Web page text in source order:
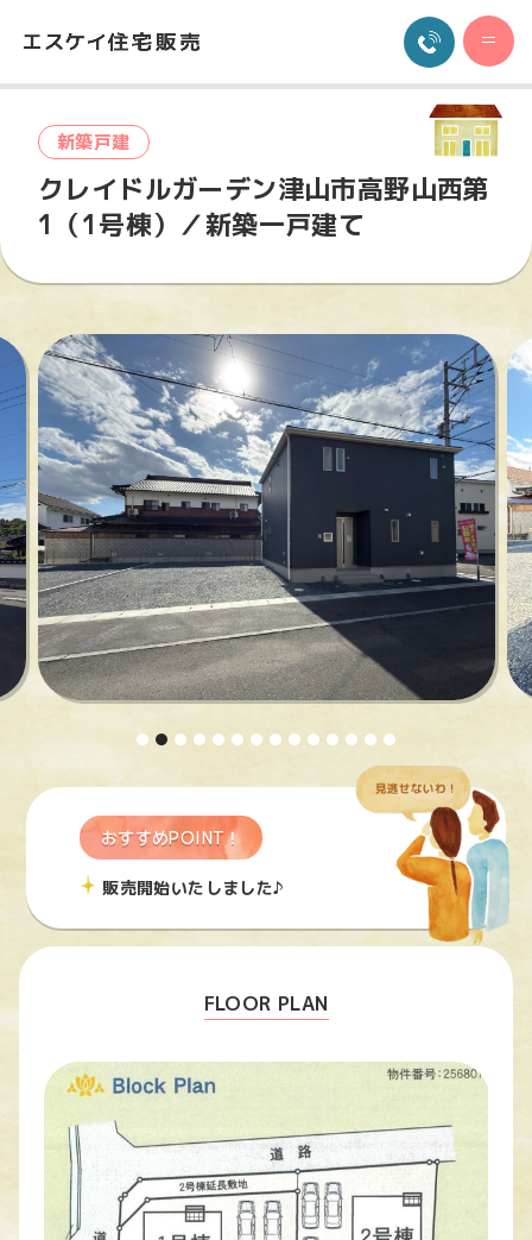
新築戸建
クレイドルガーデン津山市高野山西第
1（1号棟）／新築一戸建て
おすすめPOINT！
販売開始いたしました♪
FLOOR PLAN